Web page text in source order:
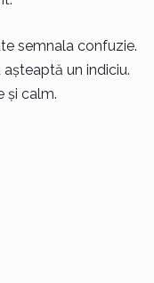
semnala confuzie.
așteaptă un indiciu.
și calm.